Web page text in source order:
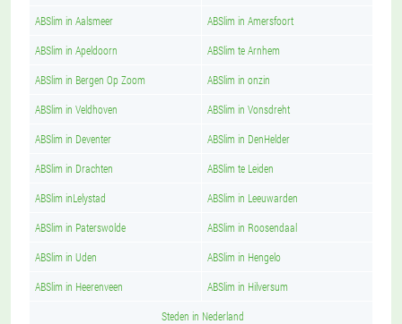
ABSlim in Aalsmeer ABSlim in Amersfoort
ABSlim in Apeldoorn ABSlim te Arnhem
ABSlim in Bergen Op Zoom ABSlim in onzin
ABSlim in Veldhoven ABSlim in Vonsdreht
ABSlim in Deventer ABSlim in DenHelder
ABSlim in Drachten ABSlim te Leiden
ABSlim inLelystad ABSlim in Leeuwarden
ABSlim in Paterswolde ABSlim in Roosendaal
ABSlim in Uden ABSlim in Hengelo
ABSlim in Heerenveen ABSlim in Hilversum
Steden in Nederland